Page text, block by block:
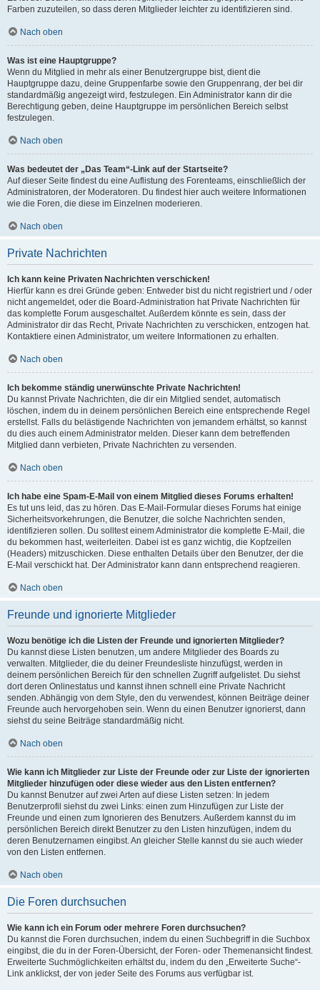
Farben zuzuteilen, so dass deren Mitglieder leichter zu identifizieren sind.
Nach oben
Was ist eine Hauptgruppe?
Wenn du Mitglied in mehr als einer Benutzergruppe bist, dient die
Hauptgruppe dazu, deine Gruppenfarbe sowie den Gruppenrang, der bei dir
standardmäßig angezeigt wird, festzulegen. Ein Administrator kann dir die
Berechtigung geben, deine Hauptgruppe im persönlichen Bereich selbst
festzulegen.
Nach oben
Was bedeutet der „Das Team“-Link auf der Startseite?
Auf dieser Seite findest du eine Auflistung des Forenteams, einschließlich der
Administratoren, der Moderatoren. Du findest hier auch weitere Informationen
wie die Foren, die diese im Einzelnen moderieren.
Nach oben
Private Nachrichten
Ich kann keine Privaten Nachrichten verschicken!
Hierfür kann es drei Gründe geben: Entweder bist du nicht registriert und / oder
nicht angemeldet, oder die Board-Administration hat Private Nachrichten für
das komplette Forum ausgeschaltet. Außerdem könnte es sein, dass der
Administrator dir das Recht, Private Nachrichten zu verschicken, entzogen hat.
Kontaktiere einen Administrator, um weitere Informationen zu erhalten.
Nach oben
Ich bekomme ständig unerwünschte Private Nachrichten!
Du kannst Private Nachrichten, die dir ein Mitglied sendet, automatisch
löschen, indem du in deinem persönlichen Bereich eine entsprechende Regel
erstellst. Falls du belästigende Nachrichten von jemandem erhältst, so kannst
du dies auch einem Administrator melden. Dieser kann dem betreffenden
Mitglied dann verbieten, Private Nachrichten zu versenden.
Nach oben
Ich habe eine Spam-E-Mail von einem Mitglied dieses Forums erhalten!
Es tut uns leid, das zu hören. Das E-Mail-Formular dieses Forums hat einige
Sicherheitsvorkehrungen, die Benutzer, die solche Nachrichten senden,
identifizieren sollen. Du solltest einem Administrator die komplette E-Mail, die
du bekommen hast, weiterleiten. Dabei ist es ganz wichtig, die Kopfzeilen
(Headers) mitzuschicken. Diese enthalten Details über den Benutzer, der die
E-Mail verschickt hat. Der Administrator kann dann entsprechend reagieren.
Nach oben
Freunde und ignorierte Mitglieder
Wozu benötige ich die Listen der Freunde und ignorierten Mitglieder?
Du kannst diese Listen benutzen, um andere Mitglieder des Boards zu
verwalten. Mitglieder, die du deiner Freundesliste hinzufügst, werden in
deinem persönlichen Bereich für den schnellen Zugriff aufgelistet. Du siehst
dort deren Onlinestatus und kannst ihnen schnell eine Private Nachricht
senden. Abhängig von dem Style, den du verwendest, können Beiträge deiner
Freunde auch hervorgehoben sein. Wenn du einen Benutzer ignorierst, dann
siehst du seine Beiträge standardmäßig nicht.
Nach oben
Wie kann ich Mitglieder zur Liste der Freunde oder zur Liste der ignorierten
Mitglieder hinzufügen oder diese wieder aus den Listen entfernen?
Du kannst Benutzer auf zwei Arten auf diese Listen setzen: In jedem
Benutzerprofil siehst du zwei Links: einen zum Hinzufügen zur Liste der
Freunde und einen zum Ignorieren des Benutzers. Außerdem kannst du im
persönlichen Bereich direkt Benutzer zu den Listen hinzufügen, indem du
deren Benutzernamen eingibst. An gleicher Stelle kannst du sie auch wieder
von den Listen entfernen.
Nach oben
Die Foren durchsuchen
Wie kann ich ein Forum oder mehrere Foren durchsuchen?
Du kannst die Foren durchsuchen, indem du einen Suchbegriff in die Suchbox
eingibst, die du in der Foren-Übersicht, der Foren- oder Themenansicht findest.
Erweiterte Suchmöglichkeiten erhältst du, indem du den „Erweiterte Suche“-
Link anklickst, der von jeder Seite des Forums aus verfügbar ist.